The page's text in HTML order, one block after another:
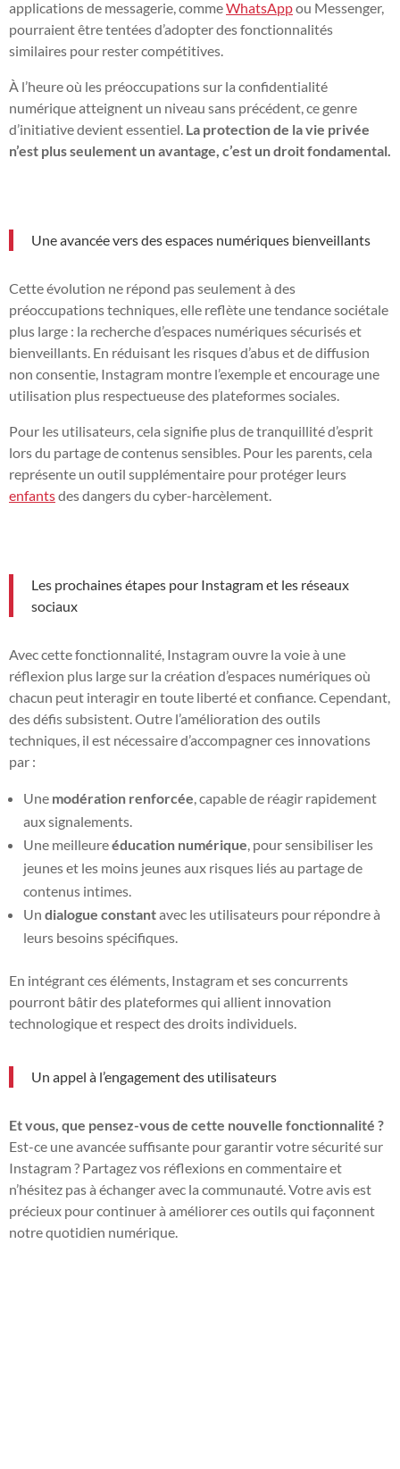
applications de messagerie, commeWhatsAppou Messenger,
pourraient être tentées d’adopter des fonctionnalités
similaires pour rester compétitives.
À l’heure où les préoccupations sur la confidentialité
numérique atteignent un niveau sans précédent, ce genre
d’initiative devient essentiel. La protection de la vie privée
n’est plus seulement un avantage, c’est un droit fondamental.
Une avancée vers des espaces numériques bienveillants
Cette évolution ne répond pas seulement à des
préoccupations techniques, elle reflète une tendance sociétale
plus large : la recherche d’espaces numériques sécurisés et
bienveillants. En réduisant les risques d’abus et de diffusion
non consentie, Instagram montre l’exemple et encourage une
utilisation plus respectueuse des plateformes sociales.
Pour les utilisateurs, cela signifie plus de tranquillité d’esprit
lors du partage de contenus sensibles. Pour les parents, cela
représente un outil supplémentaire pour protéger leurs
enfantsdes dangers du cyber-harcèlement.
Les prochaines étapes pour Instagram et les réseaux
sociaux
Avec cette fonctionnalité, Instagram ouvre la voie à une
réflexion plus large sur la création d’espaces numériques où
chacun peut interagir en toute liberté et confiance. Cependant,
des défis subsistent. Outre l’amélioration des outils
techniques, il est nécessaire d’accompagner ces innovations
par :
Une modération renforcée , capable de réagir rapidement
aux signalements.
Une meilleureéducation numérique , pour sensibiliser les
jeunes et les moins jeunes aux risques liés au partage de
contenus intimes.
Un dialogue constantavec les utilisateurs pour répondre à
leurs besoins spécifiques.
En intégrant ces éléments, Instagram et ses concurrents
pourront bâtir des plateformes qui allient innovation
technologique et respect des droits individuels.
Un appel à l’engagement des utilisateurs
Et vous, que pensez-vous de cette nouvelle fonctionnalité ?
Est-ce une avancée suffisante pour garantir votre sécurité sur
Instagram ? Partagez vos réflexions en commentaire et
n’hésitez pas à échanger avec la communauté. Votre avis est
précieux pour continuer à améliorer ces outils qui façonnent
notre quotidien numérique.